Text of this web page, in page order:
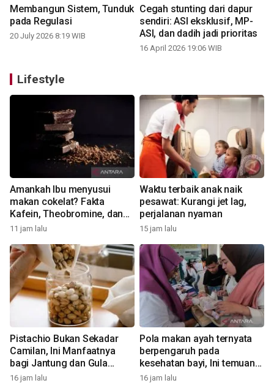
Membangun Sistem, Tunduk
pada Regulasi
20 July 2026 8:19 WIB
Cegah stunting dari dapur
sendiri: ASI eksklusif, MP-
ASI, dan dadih jadi prioritas
16 April 2026 19:06 WIB
Lifestyle
Amankah Ibu menyusui
makan cokelat? Fakta
Kafein, Theobromine, dan
Bayi
11 jam lalu
Waktu terbaik anak naik
pesawat: Kurangi jet lag,
perjalanan nyaman
15 jam lalu
Pistachio Bukan Sekadar
Camilan, Ini Manfaatnya
bagi Jantung dan Gula
Darah
16 jam lalu
Pola makan ayah ternyata
berpengaruh pada
kesehatan bayi, Ini temuan
studi terbaru
16 jam lalu